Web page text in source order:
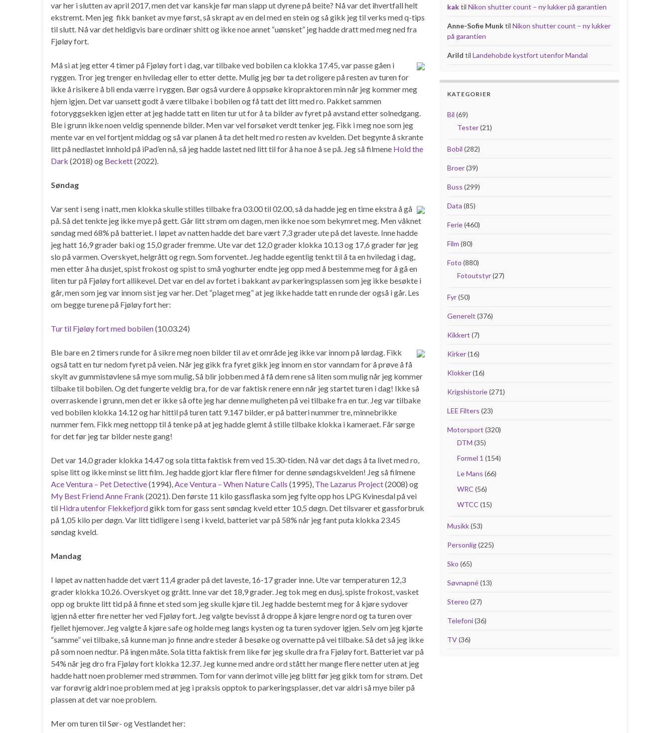
var her i slutten av april 2017, men det var kanskje før man slapp ut dyrene på beite? Nå var det ihvertfall helt
ekstremt. Men jeg fikk banket av mye først, så skrapt av en del med en stein og så gikk jeg til verks med q-tips
til slutt. Nå var det heldigvis bare ordinær shitt og ikke noe annet “uønsket” jeg hadde dratt med meg ned fra
Fjøløy fort.
Må si at jeg etter 4 timer på Fjøløy fort i dag, var tilbake ved bobilen ca klokka 17.45, var passe gåen i
ryggen. Tror jeg trenger en hviledag eller to etter dette. Mulig jeg bør ta det roligere på resten av turen for
ikke å risikere å bli enda værre i ryggen. Bør også vurdere å oppsøke kiropraktoren min når jeg kommer meg
hjem igjen. Det var uansett godt å være tilbake i bobilen og få tatt det litt med ro. Pakket sammen
fotoryggsekken igjen etter at jeg hadde tatt en liten tur ut for å ta bilder av fyret på avstand etter solnedgang.
Ble i grunn ikke noen veldig spennende bilder. Men var vel forsøket verdt tenker jeg. Fikk i meg noe som jeg
mente var en vel fortjent middag og så var planen å ta det helt med ro resten av kvelden. Det begynte å skrante
litt på nedlastet innhold på iPad’en nå, så jeg hadde lastet ned litt til for å ha noe å se på. Jeg så filmene Hold the
Dark (2018) og Beckett(2022).
Søndag
Var sent i seng i natt, men klokka skulle stilles tilbake fra 03.00 til 02.00, så da hadde jeg en time ekstra å gå
på. Så det tenkte jeg ikke mye på gett. Går litt strøm om dagen, men ikke noe som bekymret meg. Men våknet
søndag med 68% på batteriet. I løpet av natten hadde det bare vært 7,3 grader ute på det laveste. Inne hadde
jeg hatt 16,9 grader baki og 15,0 grader fremme. Ute var det 12,0 grader klokka 10.13 og 17,6 grader før jeg
slo på varmen. Overskyet, helgrått og regn. Som forventet. Jeg hadde egentlig tenkt til å ta en hviledag i dag,
men etter å ha dusjet, spist frokost og spist to små yoghurter endte jeg opp med å bestemme meg for å gå en
liten tur på Fjøløy fort allikevel. Det var en del av fortet i bakkant av parkeringsplassen som jeg ikke besøkte i
går, men som jeg var innom sist jeg var her. Det “plaget meg” at jeg ikke hadde tatt en runde der også i går. Les
om begge turene på Fjøløy fort her:
Tur til Fjøløy fort med bobilen(10.03.24)
Ble bare en 2 timers runde for å sikre meg noen bilder til av et område jeg ikke var innom på lørdag. Fikk
også tatt en tur nedom fyret på veien. Når jeg gikk fra fyret gikk jeg innom en stor vanndam for å prøve å få
skylt av gummistøvlene så mye som mulig, Så blir jobben med å få dem rene så liten som mulig når jeg kommer
tilbake til bobilen. Og det fungerte veldig bra, for de var faktisk renere enn når jeg startet turen i dag! Ikke så
overraskende i grunn, men det er ikke så ofte jeg har denne muligheten på vei tilbake fra en tur. Jeg var tilbake
ved bobilen klokka 14.12 og har hittil på turen tatt 9.147 bilder, er på batteri nummer tre, minnebrikke
nummer fem. Fikk meg nettopp til å tenke på at jeg hadde glemt å stille tilbake klokka i kameraet. Får sørge
for det før jeg tar bilder neste gang!
Det var 14,0 grader klokka 14.47 og sola titta faktisk frem ved 15.30-tiden. Nå var det dags å ta livet med ro,
spise litt og ikke minst se litt film. Jeg hadde gjort klar flere filmer for denne søndagskvelden! Jeg så filmene
Ace Ventura – Pet Detective(1994),Ace Ventura – When Nature Calls (1995), The Lazarus Project(2008) og
My Best Friend Anne Frank (2021). Den første 11 kilo gassflaska som jeg fylte opp hos LPG Kvinesdal på vei
til Hidra utenfor Flekkefjordgikk tom for gass sent søndag kveld etter 10,5 døgn. Det tilsvarer et gassforbruk
på 1,05 kilo per døgn. Var litt tidligere i seng i kveld, batteriet var på 58% når jeg fant puta klokka 23.45
søndag kveld.
Mandag
I løpet av natten hadde det vært 11,4 grader på det laveste, 16-17 grader inne. Ute var temperaturen 12,3
grader klokka 10.26. Overskyet og grått. Inne var det 18,9 grader. Jeg tok meg en dusj, spiste frokost, vasket
opp og brukte litt tid på å finne et sted som jeg skulle kjøre til. Jeg hadde bestemt meg for å kjøre sydover
igjen nå etter fire netter her ved Fjøløy fort. Jeg valgte bevisst å droppe å kjøre lengre nord og ta turen over
fjellet hjemover. Jeg valgte å kjøre safe og holde meg langs kysten og ta turen sydover igjen. Selv om jeg kjørte
“samme” vei tilbake, så kunne man jo finne andre steder å besøke og overnatte på vei tilbake. Så det så jeg ikke
på som noen nedtur. På ingen måte. Sola titta faktisk frem like før jeg skulle dra fra Fjøløy fort. Batteriet var på
54% når jeg dro fra Fjøløy fort klokka 12.37. Jeg kunne med andre ord stått her mange flere netter uten at jeg
hadde hatt noen problemer med strømmen. Tom for vann derimot ville jeg blitt før jeg gikk tom for strøm. Det
var forøvrig aldri noe problem med at jeg i praksis opptok to parkeringsplasser, det var aldri så mye biler på
plassen at det var noe problem.
Mer om turen til Sør- og Vestlandet her:
kaktil Nikon shutter count – ny lukker på garantien
Anne-Sofie Munktil Nikon shutter count – ny lukker
på garantien
Arild til Landehobde kystfort utenfor Mandal
KATEGORIER
Bil (69)
Tester(21)
Bobil (282)
Broer(39)
Buss (299)
Data (85)
Ferie(460)
Film (80)
Foto (880)
Fotoutstyr(27)
Fyr(50)
Generelt (376)
Kikkert (7)
Kirker(16)
Klokker(16)
Krigshistorie(271)
LEE Filters (23)
Motorsport (320)
DTM (35)
Formel 1 (154)
Le Mans (66)
WRC (56)
WTCC (15)
Musikk(53)
Personlig(225)
Sko (65)
Søvnapné(13)
Stereo (27)
Telefoni(36)
TV(36)